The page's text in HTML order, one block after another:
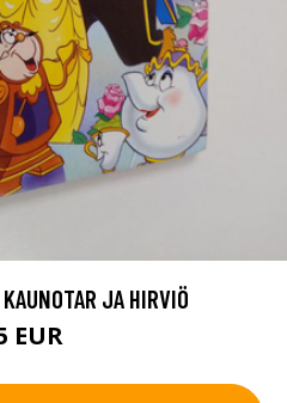
JA HIRVIÖ
EUR